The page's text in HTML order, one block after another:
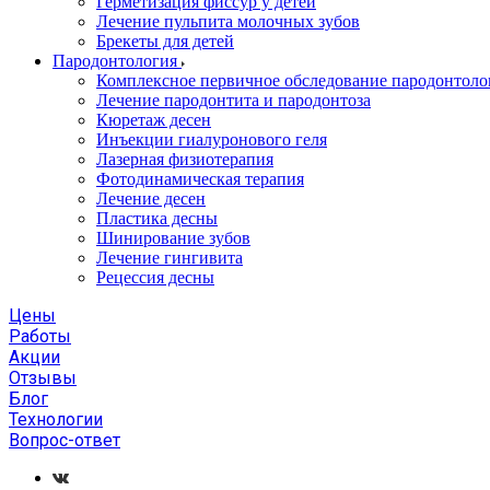
Лечение пульпита молочных зубов
Брекеты для детей
Пародонтология
Комплексное первичное обследование
Лечение пародонтита и пародонтоза
Кюретаж десен
Инъекции гиалуронового геля
Лазерная физиотерапия
Фотодинамическая терапия
Лечение десен
Пластика десны
Шинирование зубов
Лечение гингивита
Рецессия десны
Цены
Работы
Акции
Отзывы
Блог
Технологии
Вопрос-ответ